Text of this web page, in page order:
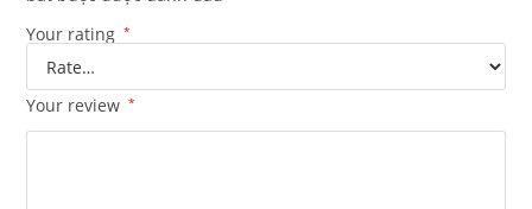
Your rating *
Your review *